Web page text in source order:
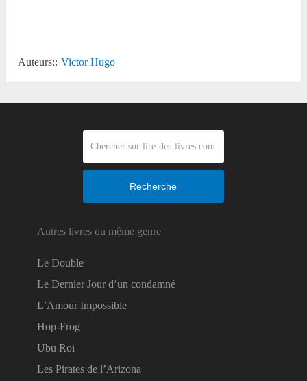
Auteurs:: Victor Hugo
Recherche
Autres livres du même genre
Le Double
Le Dernier Jour d’un condamné
L’Amour Impossible
Hop-Frog
Ubu Roi
Les Pirates de l’Arizona